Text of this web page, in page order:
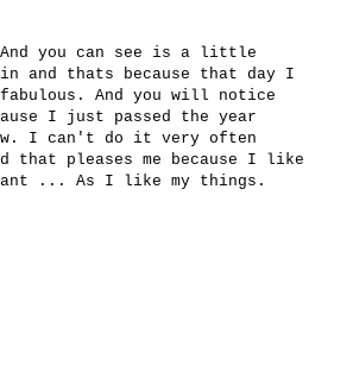
And you can see is a little
in and thats because that day I
fabulous. And you will notice
I just passed the year
I can't do it very often
that pleases me because
I like
... As I like my things.